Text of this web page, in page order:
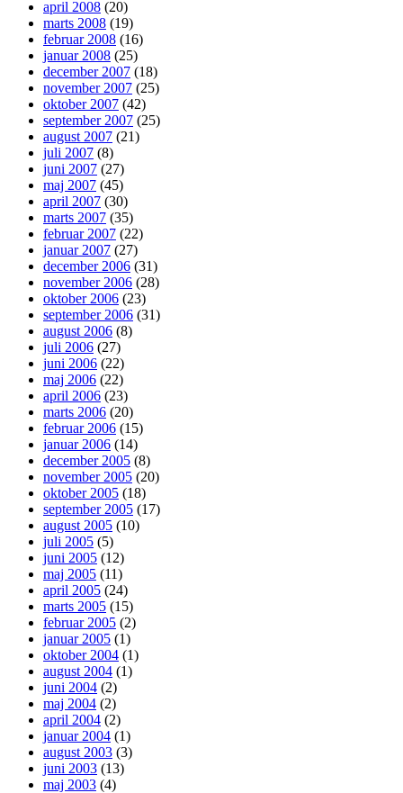
april 2008 (20)
marts 2008 (19)
februar 2008 (16)
januar 2008 (25)
december 2007 (18)
november 2007 (25)
oktober 2007 (42)
september 2007 (25)
august 2007 (21)
juli 2007 (8)
juni 2007 (27)
maj 2007 (45)
april 2007 (30)
marts 2007 (35)
februar 2007 (22)
januar 2007 (27)
december 2006 (31)
november 2006 (28)
oktober 2006 (23)
september 2006 (31)
august 2006 (8)
juli 2006 (27)
juni 2006 (22)
maj 2006 (22)
april 2006 (23)
marts 2006 (20)
februar 2006 (15)
januar 2006 (14)
december 2005 (8)
november 2005 (20)
oktober 2005 (18)
september 2005 (17)
august 2005 (10)
juli 2005 (5)
juni 2005 (12)
maj 2005 (11)
april 2005 (24)
marts 2005 (15)
februar 2005 (2)
januar 2005 (1)
oktober 2004 (1)
august 2004 (1)
juni 2004 (2)
maj 2004 (2)
april 2004 (2)
januar 2004 (1)
august 2003 (3)
juni 2003 (13)
maj 2003 (4)